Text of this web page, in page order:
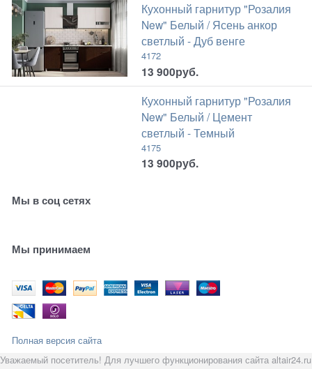
Кухонный гарнитур "Розалия
New" Белый / Ясень анкор
светлый - Дуб венге
4172
13 900руб.
Кухонный гарнитур "Розалия
New" Белый / Цемент
светлый - Темный
4175
13 900руб.
Мы в соц сетях
Мы принимаем
Полная версия сайта
Уважаемый посетитель! Для лучшего функционирования сайта altair24.ru